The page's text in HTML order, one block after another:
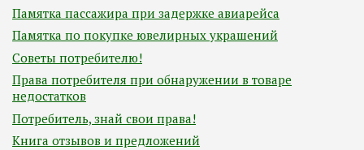
Памятка пассажира при задержке авиарейса
Памятка по покупке ювелирных украшений
Советы потребителю!
Права потребителя при обнаружении в товаре
недостатков
Потребитель, знай свои права!
Книга отзывов и предложений